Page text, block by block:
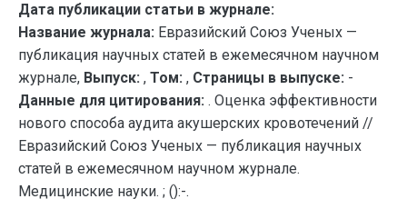
Дата публикации статьи в журнале:
Название журнала: Евразийский Союз Ученых —
публикация научных статей в ежемесячном научном
журнале, Выпуск: , Том: , Страницы в выпуске: -
Данные для цитирования: . Оценка эффективности
нового способа аудита акушерских кровотечений //
Евразийский Союз Ученых — публикация научных
статей в ежемесячном научном журнале.
Медицинские науки. ; ():-.